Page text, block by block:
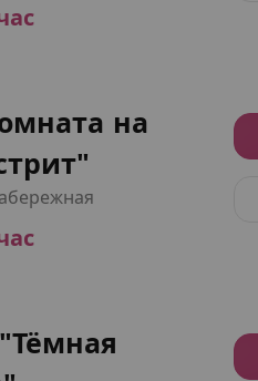
на